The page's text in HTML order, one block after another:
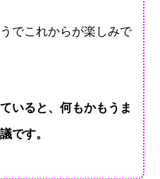
でこれからが楽しみで
いると、何もかもうま
です。